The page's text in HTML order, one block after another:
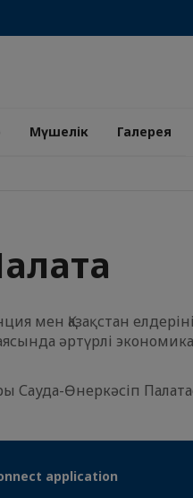
Мүшелік Галерея
мен Қазақстан
әртүрлі
Сауда-Өнеркәсіп
application